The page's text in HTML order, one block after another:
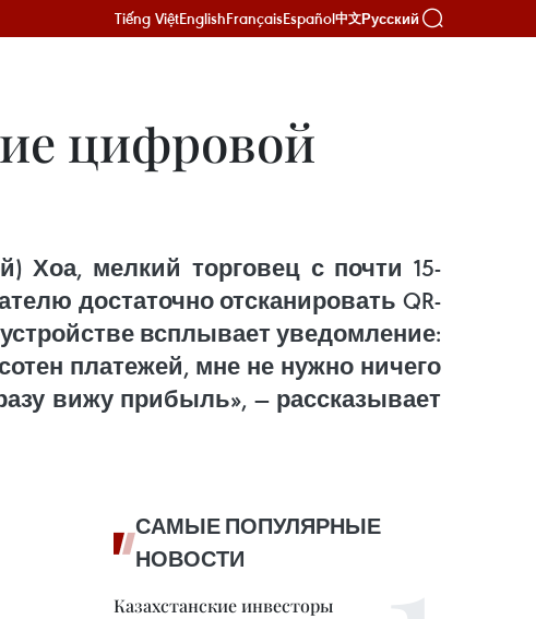
Tiếng ViệtEnglishFrançaisEspañol中文Русский
цифровой
Хоа, мелкий торговец с почти 15-
достаточно отсканировать QR-
всплывает уведомление:
платежей, мне не нужно ничего
вижу прибыль», — рассказывает
САМЫЕ ПОПУЛЯРНЫЕ
НОВОСТИ
Казахстанские инвесторы